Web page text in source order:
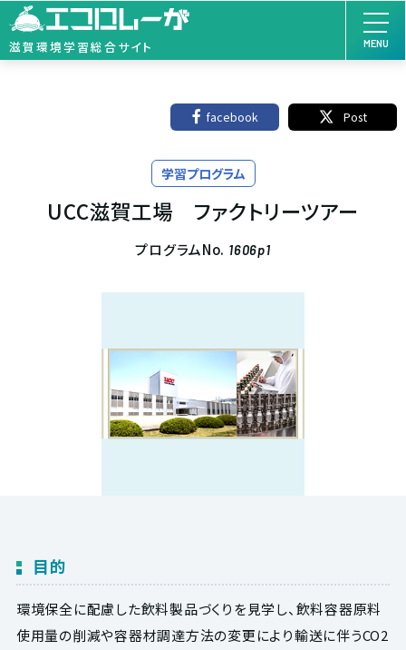
滋賀環境学習総合サイト MENU
facebook Post
学習プログラム
UCC滋賀工場 ファクトリーツアー
プログラムNo. 1606p1
目的
環境保全に配慮した飲料製品づくりを見学し、飲料容器原料
使用量の削減や容器材調達方法の変更により輸送に伴うCO2